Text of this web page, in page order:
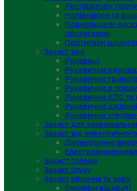
Респіратори
Напівмаски та
Повнолицеві
протигазові
Протигази
Захист рук
Рукавиці
Рукавички
Рукавички
Рукавички з
Рукавички КЛС та
Рукавички
Рукавички
Захист для
Захист від
Діелектричні
Захист голови
Захист слуху
Захист обличчя та зору
Окуляри відкриті